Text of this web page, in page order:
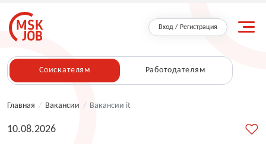
Вход / Регистрация
Соискателям Работодателям
Главная / Вакансии / Вакансии it
10.08.2026